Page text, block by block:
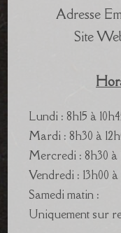
Adresse
Site
Lundi : 8h15 à
Mardi : 8h30 à
Mercredi : 8h30 à
Vendredi : 13h00 à
Samedi matin :
Uniquement sur